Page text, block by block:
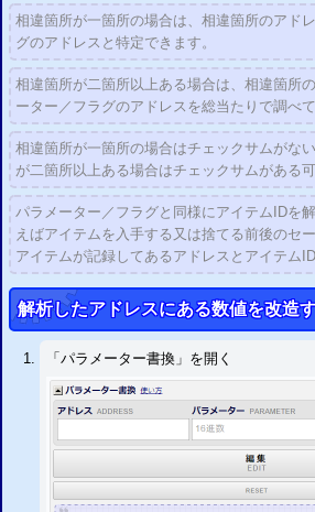
相違箇所が一箇所の場合は、相違箇所のアド
グのアドレスと特定できます。
相違箇所が二箇所以上ある場合は、相違箇所
ーター／フラグのアドレスを総当たりで調べ
相違箇所が一箇所の場合はチェックサムがな
が二箇所以上ある場合はチェックサムがある
パラメーター／フラグと同様にアイテムIDを解
えばアイテムを入手する又は捨てる前後のセ
アイテムが記録してあるアドレスとアイテム
解析したアドレスにある数値を改造
「パラメーター書換」を開く